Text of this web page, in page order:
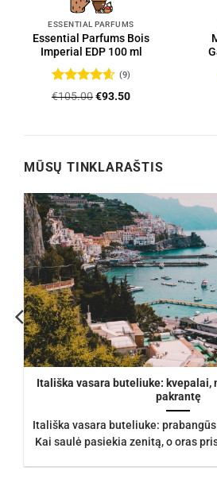
ESSENTIAL PARFUMS
Essential Parfums Bois
Imperial EDP 100 ml
Įvertinimas:
(9)
€105.00Original
€93.50Current
MŪSŲ TINKLARAŠTIS
Itališka vasara buteliuke: kvepalai,
pakrantę
Itališka vasara buteliuke:
Kai saulė pasiekia zenitą, o oras